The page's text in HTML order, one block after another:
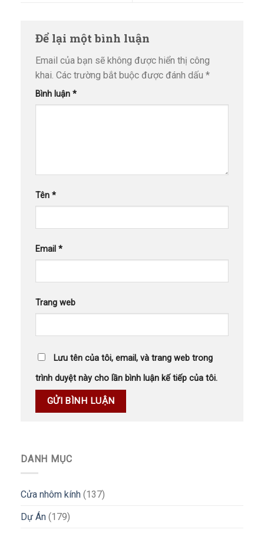
Để lại một bình luận
Email của bạn sẽ không được hiển thị công
khai. Các trường bắt buộc được đánh dấu *
Bình luận *
Tên *
Email *
Trang web
Lưu tên của tôi, email, và trang web trong
trình duyệt này cho lần bình luận kế tiếp của tôi.
DANH MỤC
Cửa nhôm kính (137)
Dự Án (179)